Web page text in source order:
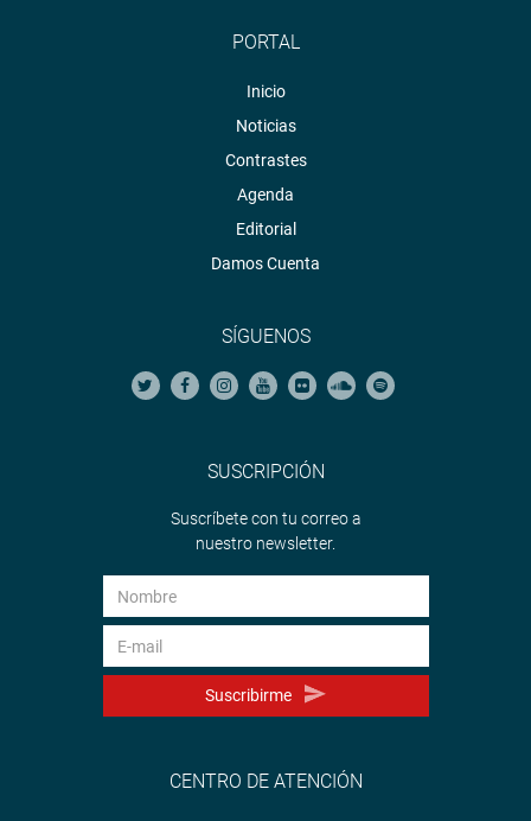
PORTAL
Inicio
Noticias
Contrastes
Agenda
Editorial
Damos Cuenta
SÍGUENOS
SUSCRIPCIÓN
Suscríbete con tu correo a
nuestro newsletter.
Suscribirme
CENTRO DE ATENCIÓN